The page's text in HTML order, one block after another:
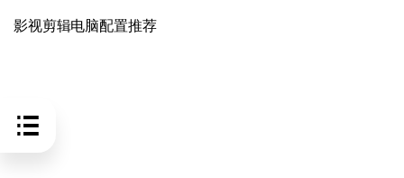
影视剪辑电脑配置推荐